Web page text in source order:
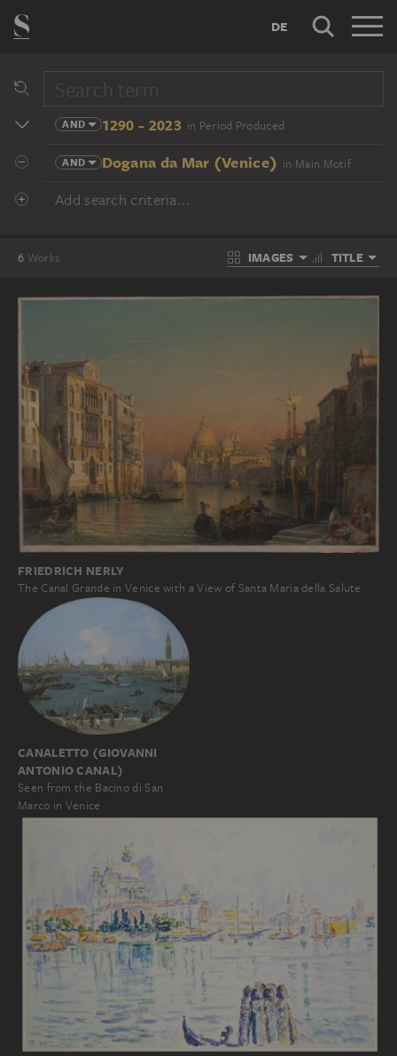
DE
AND 1290 - 2023 in Period Produced
AND Dogana da Mar (Venice) in Main Motif
Add search criteria...
6 Works IMAGES TITLE
FRIEDRICH NERLY
The Canal Grande in Venice with a View of Santa Maria della Salute
CANALETTO (GIOVANNI
ANTONIO CANAL)
Seen from the Bacino di San
Marco in Venice